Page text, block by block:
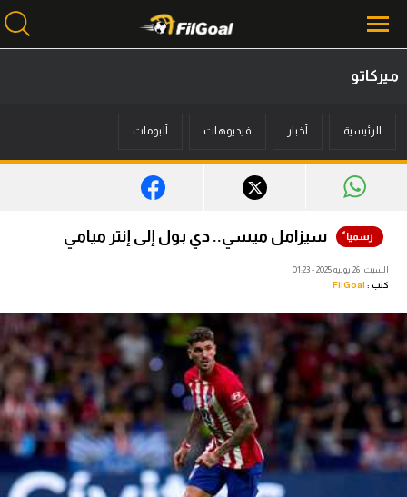
أخبار
ميركاتو
فانتازي في الجول
مسابقة التوقعات
فيديوهات
عدسات
آراء حرة
ركن الألعاب
ميركاتو
الرئيسية أخبار فيديوهات ألبومات
سيزامل ميسي.. دي بول إلى إنتر ميامي
السبت، 26 يوليه 2025 - 01:23
كتب : FilGoal